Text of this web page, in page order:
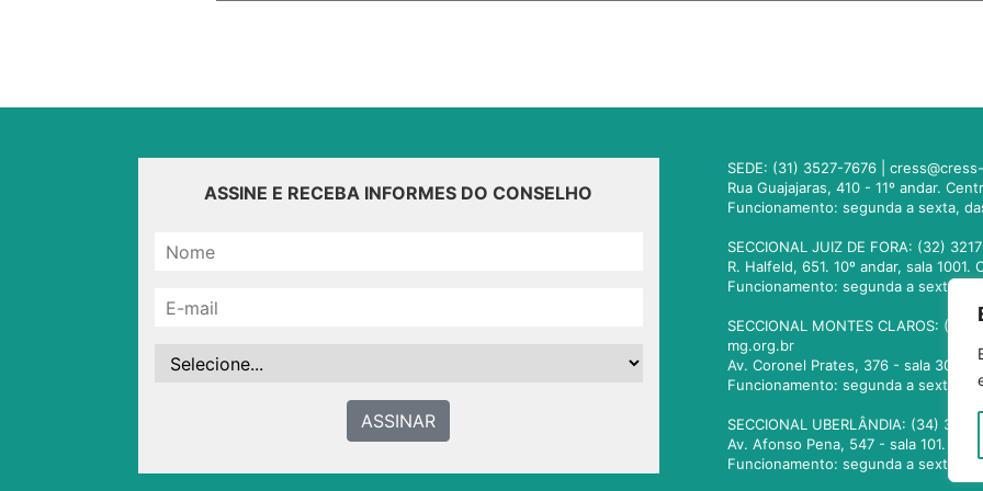
ASSINE E RECEBA INFORMES DO CONSELHO
ASSINAR
SEDE: (31) 3527-7676 |
Rua Guajajaras, 410 - 11º andar.
Funcionamento: segunda a sexta,
SECCIONAL JUIZ DE FORA: (32)
R. Halfeld, 651. 10º andar, sala
Funcionamento: segunda a sexta,
SECCIONAL MONTES CLAROS:
mg.org.br
Av. Coronel Prates, 376 - sala 301.
Funcionamento: segunda a sexta,
SECCIONAL UBERLÂNDIA: (34)
Av. Afonso Pena, 547 - sala 101.
Funcionamento: segunda a sexta,